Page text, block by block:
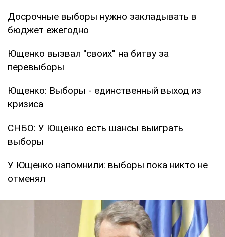
Досрочные выборы нужно закладывать в
бюджет ежегодно
Ющенко вызвал ''своих'' на битву за
перевыборы
Ющенко: Выборы - единственный выход из
кризиса
СНБО: У Ющенко есть шансы выиграть
выборы
У Ющенко напомнили: выборы пока никто не
отменял